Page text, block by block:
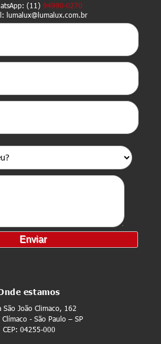
(11) 94990-0270
lumalux@lumalux.com.br
estamos
São João Climaco, 162
Clímaco - São Paulo – SP
CEP: 04255-000